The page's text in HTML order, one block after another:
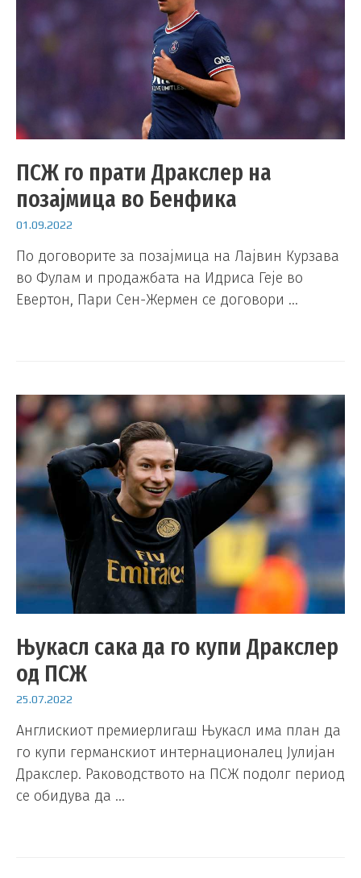
ПСЖ го прати Дракслер на
позајмица во Бенфика
01.09.2022
По договорите за позајмица на Лајвин Курзава
во Фулам и продажбата на Идриса Геје во
Евертон, Пари Сен-Жермен се договори …
Њукасл сака да го купи Дракслер
од ПСЖ
25.07.2022
Англискиот премиерлигаш Њукасл има план да
го купи германскиот интернационалец Јулијан
Дракслер. Раководството на ПСЖ подолг период
се обидува да …